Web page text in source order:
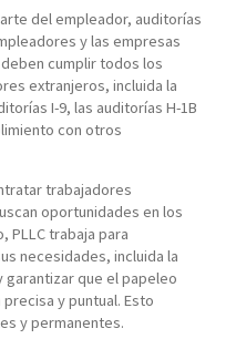
del empleador, auditorías
y las empresas
cumplir todos los
extranjeros, incluida la
I-9, las auditorías H-1B
con otros
trabajadores
oportunidades en los
PLLC trabaja para
necesidades, incluida la
que el papeleo
y puntual. Esto
y permanentes.